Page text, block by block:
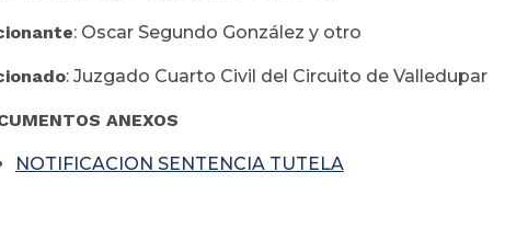
: Oscar Segundo González y otro
: Juzgado Cuarto Civil del Circuito de Valledupar
ANEXOS
NOTIFICACION SENTENCIA TUTELA